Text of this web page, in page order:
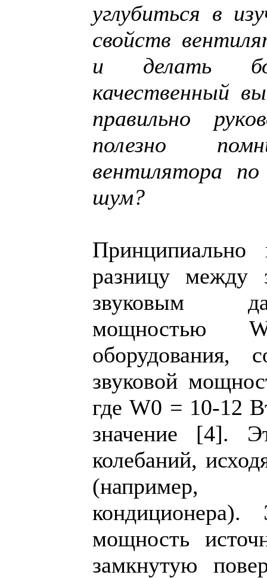
углубиться в
свойств
и делать
качественный
правильно
полезно
вентилятора
шум?
Принципиально
разницу между
звуковым
мощностью
оборудования,
звуковой
где W0 = 10-12
значение [4].
колебаний,
(например,
мощность
замкнутую